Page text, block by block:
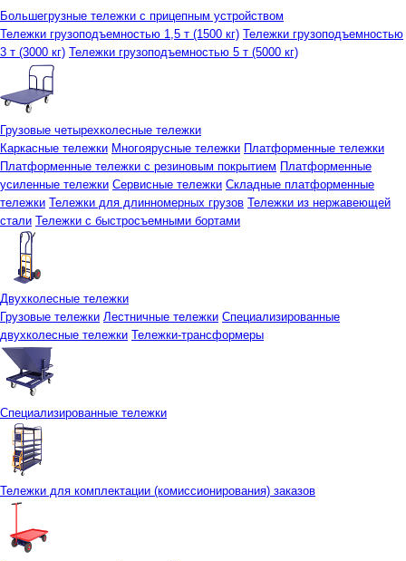
Большегрузные тележки с прицепным устройством
Тележки грузоподъемностью 1,5 т (1500 кг) Тележки грузоподъемностью
3 т (3000 кг) Тележки грузоподъемностью 5 т (5000 кг)
Грузовые четырехколесные тележки
Каркасные тележки Многоярусные тележки Платформенные тележки
Платформенные тележки с резиновым покрытием Платформенные
усиленные тележки Сервисные тележки Складные платформенные
тележки Тележки для длинномерных грузов Тележки из нержавеющей
стали Тележки с быстросъемными бортами
Двухколесные тележки
Грузовые тележки Лестничные тележки Специализированные
двухколесные тележки Тележки-трансформеры
Специализированные тележки
Тележки для комплектации (комиссионирования) заказов